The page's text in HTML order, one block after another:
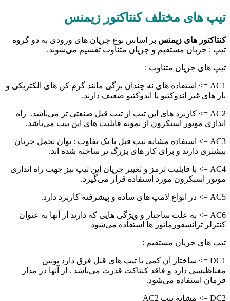
تیپ های مختلف کنتاکتور زیمنس
کنتاکتور های زیمنس بر اساس نوع جریان های ورودی به دو گروه
تیپ : جریان مستقیم و جریان متناوب تقسیم می‌شوند.
تیپ های جریان متناوب :
AC1 => استفاده های نه چندان بزگی مانند گرم کن های الکتریکی و
بار های غیر اندوکتیو یا اندوکتیو ضعیف دارند.
AC2 => کاربرد های این تیپ از تیپ قبل صنعتی تر می‌باشد. راه
اندازی موتور اسنکرون از نمونه قابلیت های این تیپ می‌باشد.
AC3 => استفاده مشابه تیپ قبل با یک تفاوت : توان تحمل جریان
بیشتری دارند و برای کار های بزرگ تر ساخته شده اند.
AC4 => با قابلیت ترمز و تغییر جریان این تیپ نیز جهت راه اندازی
موتور اسنکرون مورد استفاده قرار می‌گیرد.
AC5 => در انواع لامپ های ساده و پیشرفته کاربرد دارد.
AC6 => به علت ساختار و ویژگی هایی که دارند از آنها به عنوان
کنترلر ترانسفورماتور ها استفاده می‌شود
تیپ های جریان مستقیم :
DC1 => ساختار آن کمی با تیپ های قبل فرق دارد بوبین
مغناظیسی دارد و فاقد کنتاکت قدرت می‌باشد . از آنها در مدار
فرمان استفاده می‌شود.
DC2 => مشابه تیپ AC2